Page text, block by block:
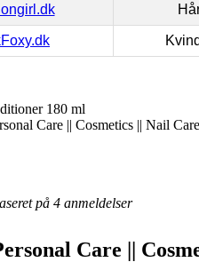
180 ml
Care || Cosmetics || Nail
på 4 anmeldelser
Care ||